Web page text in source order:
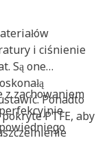
i ciśnienie
Są one
Ponadto
PTFE, aby
z zachowaniem